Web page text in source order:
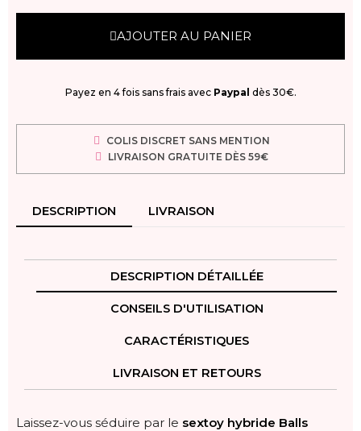
AJOUTER AU PANIER
Payez en 4 fois sans frais avec Paypal dès 30€.
COLIS DISCRET SANS MENTION
LIVRAISON GRATUITE DÈS 59€
DESCRIPTION LIVRAISON
DESCRIPTION DÉTAILLÉE
CONSEILS D'UTILISATION
CARACTÉRISTIQUES
LIVRAISON ET RETOURS
Laissez-vous séduire par le sextoy hybride Balls